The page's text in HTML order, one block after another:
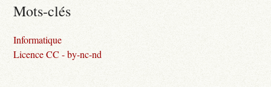
Mots-clés
Informatique
Licence CC - by-nc-nd